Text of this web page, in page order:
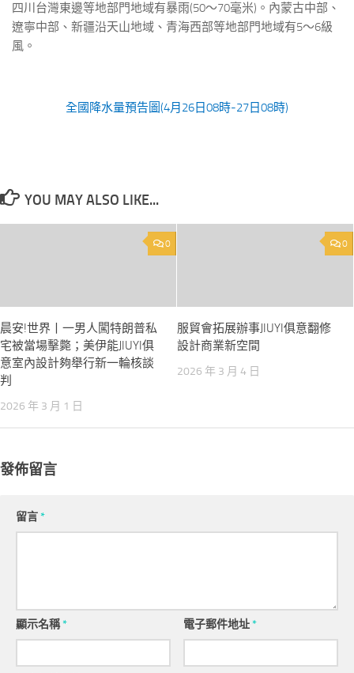
四川台灣東邊等地部門地域有暴雨(50～70毫米)。內蒙古中部、
遼寧中部、新疆沿天山地域、青海西部等地部門地域有5～6級
風。
全國降水量預告圖(4月26日08時-27日08時)
YOU MAY ALSO LIKE...
0
晨安!世界丨一男人闖特朗普私
宅被當場擊斃；美伊能JIUYI俱
意室內設計夠舉行新一輪核談
判
2026 年 3 月 1 日
0
服貿會拓展辦事JIUYI俱意翻修
設計商業新空間
2026 年 3 月 4 日
發佈留言
留言*
顯示名稱* 電子郵件地址*